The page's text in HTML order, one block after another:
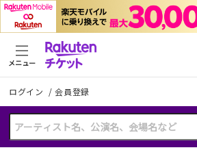
ログイン /会員登録
メニュー